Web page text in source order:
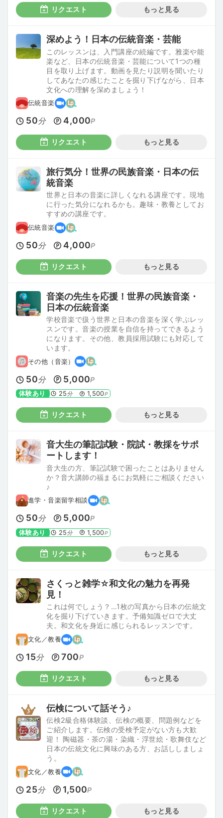
リクエスト もっと見る
深めよう！日本の伝統音楽・芸能
このレッスンは、入門講座の続編です。雅楽や能
楽など、日本の伝統音楽・芸能について1つの種
目を取り上げます。動画を見たり説明を聞いたり
してあなたの感じたことを掘り下げながら、日本
文化への理解を深めましょう！
伝統音楽
50分 4,000P
リクエスト もっと見る
旅行気分！世界の民族音楽・日本の伝
統音楽
世界と日本の音楽に詳しくなれる講座です。現地
に行った気分になれるかも。趣味・教養としてお
すすめの講座です。
伝統音楽
50分 4,000P
リクエスト もっと見る
音楽の先生を応援！世界の民族音楽・
日本の伝統音楽
学校音楽で扱う世界と日本の音楽を深く学ぶレッ
スンです。音楽の授業を自信を持ってできるよう
になります。その他、教員採用試験にも対応して
います。
その他（音楽）
50分 5,000P
体験あり 25分 1,500P
リクエスト もっと見る
音大生の筆記試験・院試・教採をサポ
ートします！
音大生の方、筆記試験で困ったことはありません
か？音大講師の福まるにお気軽にご相談ください
♪
進学・音楽留学相談
50分 5,000P
体験あり 25分 1,500P
リクエスト もっと見る
さくっと雑学☆和文化の魅力を再発
見！
これは何でしょう？…1枚の写真から日本の伝統文
化を掘り下げていきます。予備知識ゼロで大丈
夫。和文化を身近に感じられるレッスンです。
文化／教養
15分 700P
リクエスト もっと見る
伝検について話そう♪
伝検2級合格体験談、伝検の概要、問題例などを
ご紹介します。伝検の受検予定がない方も大歓
迎！ 陶磁器・茶の湯・染織・浮世絵・歌舞伎など
日本の伝統文化に興味のある方、お話ししましょ
う。
文化／教養
25分 1,500P
リクエスト もっと見る